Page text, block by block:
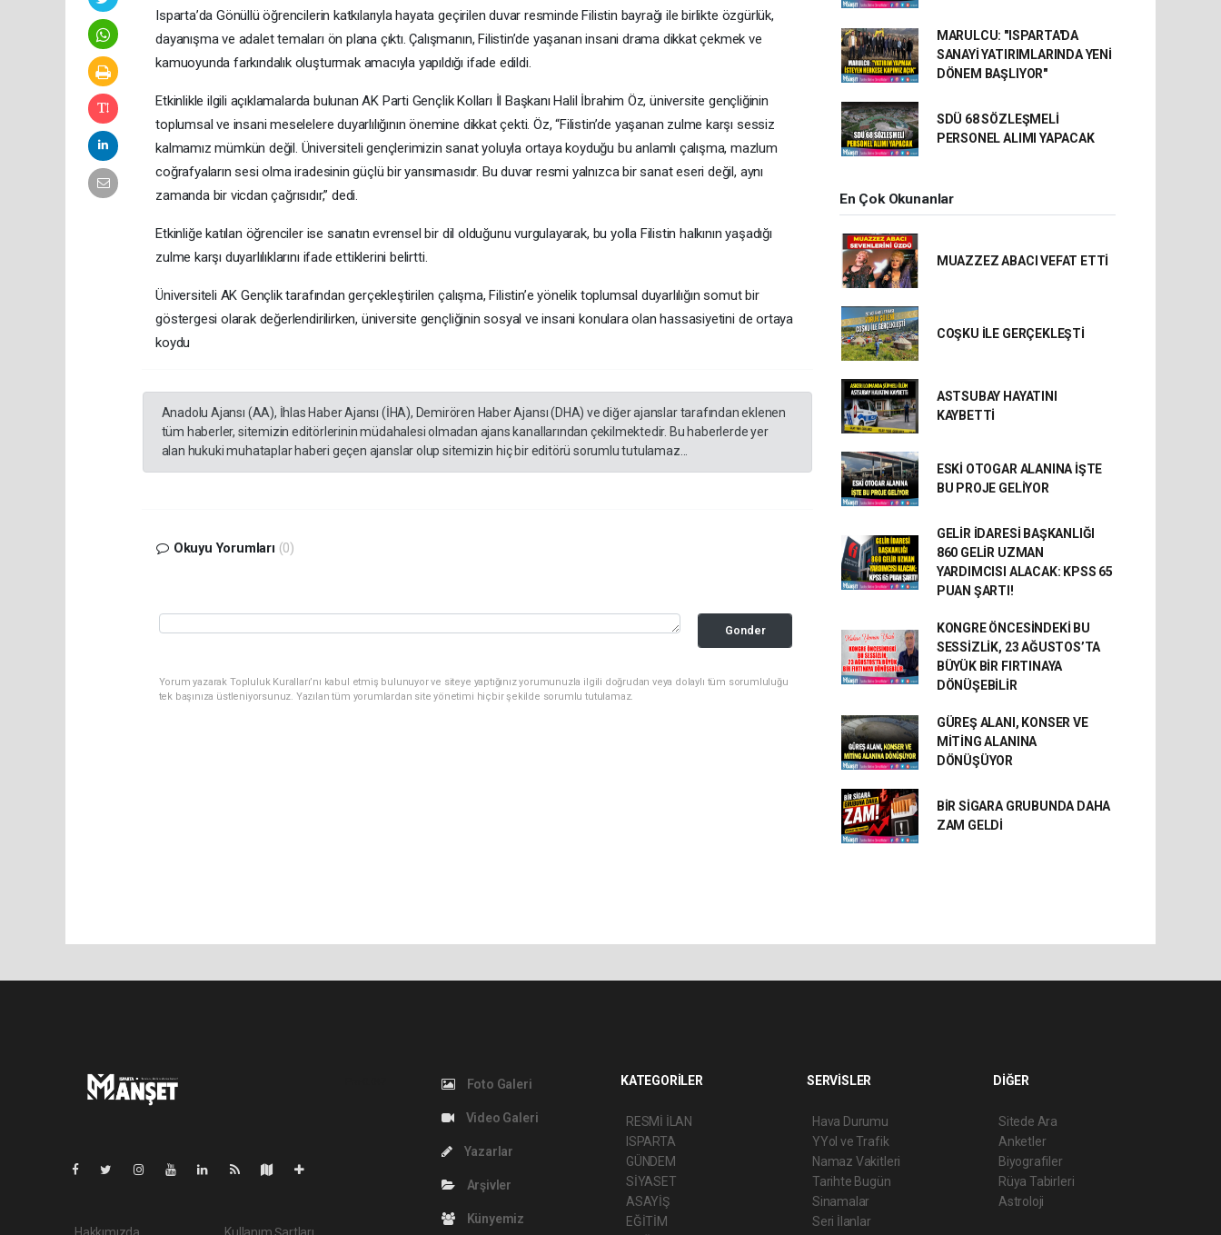
Isparta’da Gönüllü öğrencilerin katkılarıyla hayata geçirilen duvar resminde Filistin bayrağı ile birlikte özgürlük,
dayanışma ve adalet temaları ön plana çıktı. Çalışmanın, Filistin’de yaşanan insani drama dikkat çekmek ve
kamuoyunda farkındalık oluşturmak amacıyla yapıldığı ifade edildi.
Etkinlikle ilgili açıklamalarda bulunan AK Parti Gençlik Kolları İl Başkanı Halil İbrahim Öz, üniversite gençliğinin
toplumsal ve insani meselelere duyarlılığının önemine dikkat çekti. Öz, “Filistin’de yaşanan zulme karşı sessiz
kalmamız mümkün değil. Üniversiteli gençlerimizin sanat yoluyla ortaya koyduğu bu anlamlı çalışma, mazlum
coğrafyaların sesi olma iradesinin güçlü bir yansımasıdır. Bu duvar resmi yalnızca bir sanat eseri değil, aynı
zamanda bir vicdan çağrısıdır,” dedi.
Etkinliğe katılan öğrenciler ise sanatın evrensel bir dil olduğunu vurgulayarak, bu yolla Filistin halkının yaşadığı
zulme karşı duyarlılıklarını ifade ettiklerini belirtti.
Üniversiteli AK Gençlik tarafından gerçekleştirilen çalışma, Filistin’e yönelik toplumsal duyarlılığın somut bir
göstergesi olarak değerlendirilirken, üniversite gençliğinin sosyal ve insani konulara olan hassasiyetini de ortaya
koydu
Anadolu Ajansı (AA), İhlas Haber Ajansı (İHA), Demirören Haber Ajansı (DHA) ve diğer ajanslar tarafından eklenen
tüm haberler, sitemizin editörlerinin müdahalesi olmadan ajans kanallarından çekilmektedir. Bu haberlerde yer
alan hukuki muhataplar haberi geçen ajanslar olup sitemizin hiç bir editörü sorumlu tutulamaz...
Okuyu Yorumları (0)
Gonder
Yorum yazarak Topluluk Kuralları’nı kabul etmiş bulunuyor ve siteye yaptığınız yorumunuzla ilgili doğrudan veya dolaylı tüm sorumluluğu
tek başınıza üstleniyorsunuz. Yazılan tüm yorumlardan site yönetimi hiçbir şekilde sorumlu tutulamaz.
MARULCU: "ISPARTA'DA
SANAYİ YATIRIMLARINDA YENİ
DÖNEM BAŞLIYOR"
SDÜ 68 SÖZLEŞMELİ
PERSONEL ALIMI YAPACAK
En Çok Okunanlar
MUAZZEZ ABACI VEFAT ETTİ
COŞKU İLE GERÇEKLEŞTİ
ASTSUBAY HAYATINI
KAYBETTİ
ESKİ OTOGAR ALANINA İŞTE
BU PROJE GELİYOR
GELİR İDARESİ BAŞKANLIĞI
860 GELİR UZMAN
YARDIMCISI ALACAK: KPSS 65
PUAN ŞARTI!
KONGRE ÖNCESİNDEKİ BU
SESSİZLİK, 23 AĞUSTOS’TA
BÜYÜK BİR FIRTINAYA
DÖNÜŞEBİLİR
GÜREŞ ALANI, KONSER VE
MİTİNG ALANINA
DÖNÜŞÜYOR
BİR SİGARA GRUBUNDA DAHA
ZAM GELDİ
Foto Galeri
Video Galeri
Yazarlar
Arşivler
Künyemiz
KATEGORİLER
RESMİ İLAN
ISPARTA
GÜNDEM
SİYASET
ASAYİŞ
EĞİTİM
SERVİSLER
Hava Durumu
YYol ve Trafik
Namaz Vakitleri
Tarihte Bugün
Sinamalar
Seri İlanlar
DİĞER
Sitede Ara
Anketler
Biyografiler
Rüya Tabirleri
Astroloji